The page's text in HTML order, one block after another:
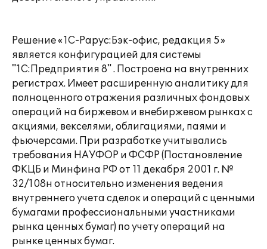
Решение «1С-Рарус:Бэк-офис, редакция 5»
является конфигурацией для системы
"1С:Предприятия 8" . Построена на внутренних
регистрах. Имеет расширенную аналитику для
полноценного отражения различных фондовых
операций на биржевом и внебиржевом рынках с
акциями, векселями, облигациями, паями и
фьючерсами. При разработке учитывались
требования НАУФОР и ФСФР (Постановление
ФКЦБ и Минфина РФ от 11 декабря 2001 г. №
32/108н относительно изменения ведения
внутреннего учета сделок и операций с ценными
бумагами профессиональными участниками
рынка ценных бумаг) по учету операций на
рынке ценных бумаг.